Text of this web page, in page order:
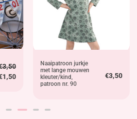
3,50
1,50
Naaipatroon jurkje
met lange mouwen
kleuter/kind,
patroon nr. 90
€3,50